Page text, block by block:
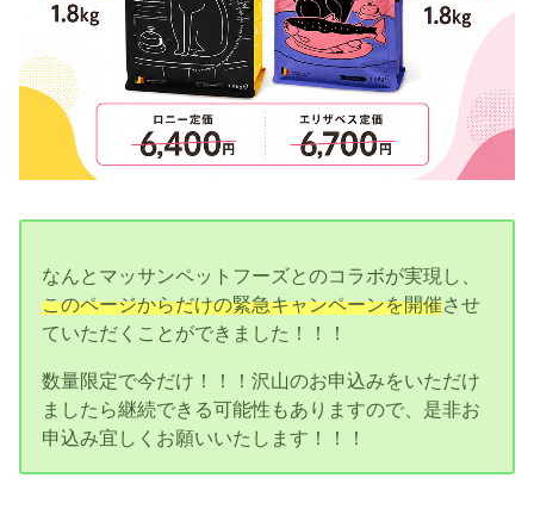
なんとマッサンペットフーズとのコラボが実現し、
このページからだけの緊急キャンペーンを開催させ
ていただくことができました！！！
数量限定で今だけ！！！沢山のお申込みをいただけ
ましたら継続できる可能性もありますので、是非お
申込み宜しくお願いいたします！！！